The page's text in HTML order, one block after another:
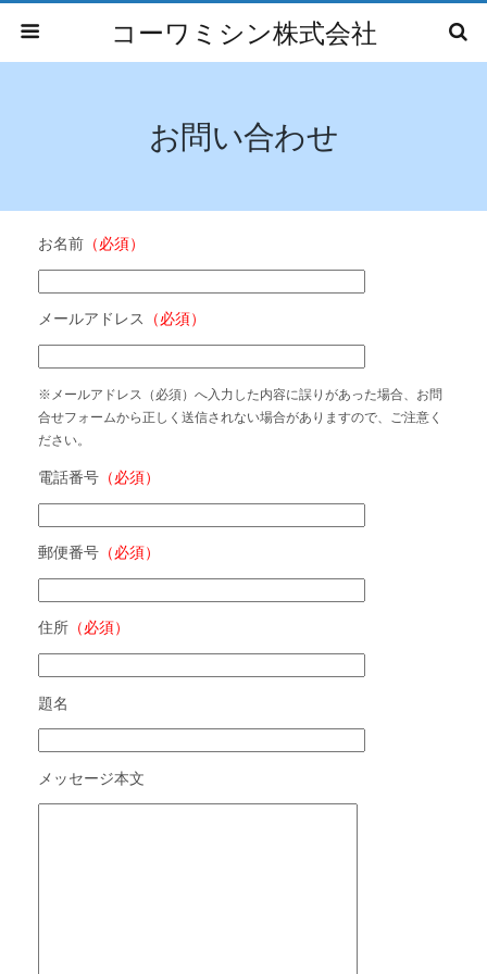
コーワミシン株式会社
お問い合わせ
お名前 （必須）
メールアドレス （必須）
※メールアドレス（必須）へ入力した内容に誤りがあった場合、お問
合せフォームから正しく送信されない場合がありますので、ご注意く
ださい。
電話番号 （必須）
郵便番号 （必須）
住所 （必須）
題名
メッセージ本文